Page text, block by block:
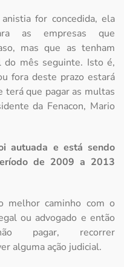
for concedida, ela
as empresas que
mas que as tenham
mês seguinte. Isto é,
fora deste prazo estará
que pagar as multas
da Fenacon, Mario
autuada e está sendo
de 2009 a 2013
melhor caminho com o
ou advogado e então
pagar, recorrer
alguma ação judicial.